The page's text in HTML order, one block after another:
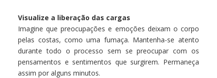
Visualize a liberação das cargas
Imagine que preocupações e emoções deixam o corpo
pelas costas, como uma fumaça. Mantenha-se atento
durante todo o processo sem se preocupar com os
pensamentos e sentimentos que surgirem. Permaneça
assim por alguns minutos.